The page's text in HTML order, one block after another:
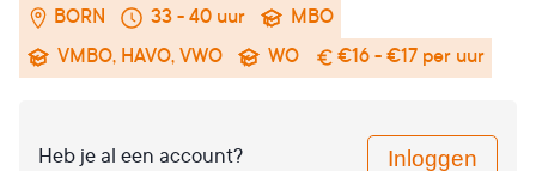
BORN 33 - 40 uur
MBO
VMBO, HAVO, VWO
WO €16 - €17 per uur
Heb je al een account? Inloggen